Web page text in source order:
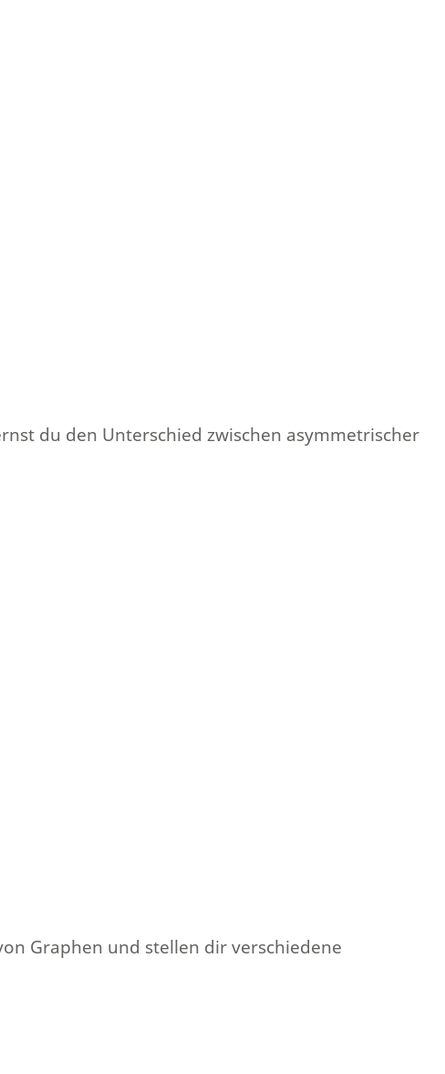
du den Unterschied zwischen asymmetrischer
Graphen und stellen dir verschiedene